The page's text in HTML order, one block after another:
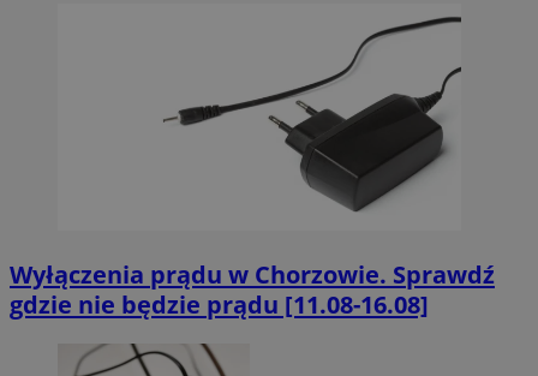
Wyłączenia prądu w Chorzowie. Sprawdź
gdzie nie będzie prądu [11.08-16.08]